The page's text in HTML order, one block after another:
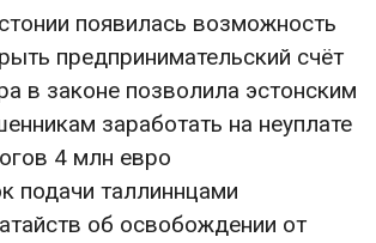
появилась возможность
предпринимательский счёт
в законе позволила эстонским
заработать на неуплате
4 млн евро
подачи таллиннцами
об освобождении от